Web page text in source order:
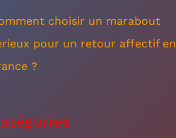
choisir un marabout
pour un retour affectif en
?